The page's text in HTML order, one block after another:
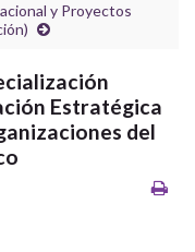
y Proyectos
Estratégica
del